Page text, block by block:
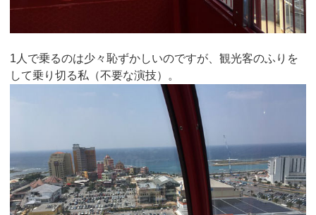
1人で乗るのは少々恥ずかしいのですが、観光客のふりを
して乗り切る私（不要な演技）。